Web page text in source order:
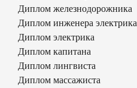
Диплом железнодорожника
Диплом инженера электрика
Диплом электрика
Диплом капитана
Диплом лингвиста
Диплом массажиста